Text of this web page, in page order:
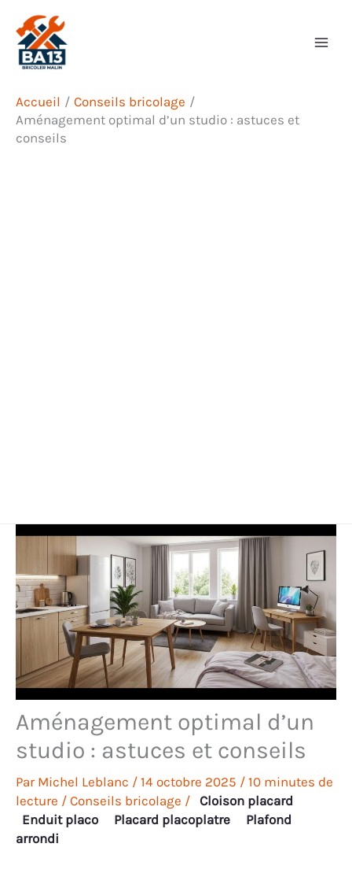
contenu
Accueil
Conseils bricolage
Aménagement optimal d’un studio : astuces et
conseils
Aménagement optimal d’un
studio : astuces et conseils
Par Michel Leblanc / 14 octobre 2025 / 10 minutes de
lecture / Conseils bricolage / Cloison placard
Enduit placo
Placard placoplatre
Plafond
arrondi
Rechercher